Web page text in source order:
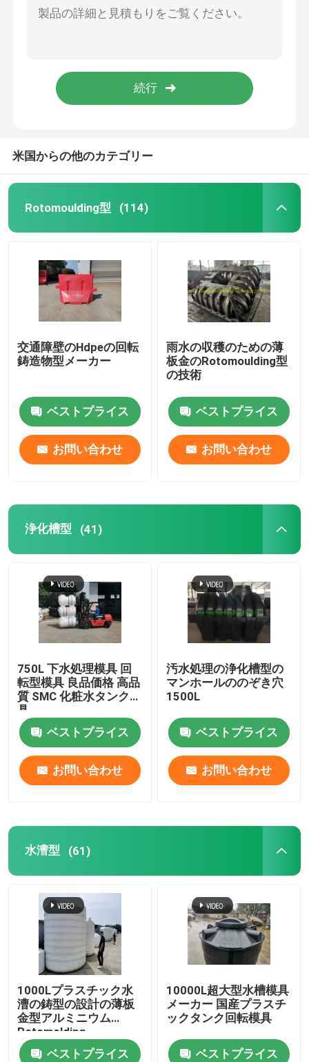
水漕型
開いた炎のロックン ロール機械
シャトル回転成形機
オーブンの移動可能なシャトル機械
プラスチック リサイクルのペレタイジングを施す機械
Rotoはプロダクトを形成した
補助機器
防水旅行袋
冷間圧延鋼板
米国からの他のカテゴリー
Rotomoulding型 (114)
交通障壁のHdpeの回転
鋳造物型メーカー
ベストプライス
お問い合わせ
雨水の収穫のための薄
板金のRotomoulding型
の技術
ベストプライス
お問い合わせ
浄化槽型 (41)
750L 下水処理模具 回
転型模具 良品価格 高品
質 SMC 化粧水タンク模
具
ベストプライス
お問い合わせ
汚水処理の浄化槽型の
マンホールののぞき穴
1500L
ベストプライス
お問い合わせ
水漕型 (61)
1000Lプラスチック水
漕の鋳型の設計の薄板
金型アルミニウム
Rotomolding
ベストプライス
10000L超大型水槽模具
メーカー 国産プラスチ
ックタンク回転模具
ベストプライス